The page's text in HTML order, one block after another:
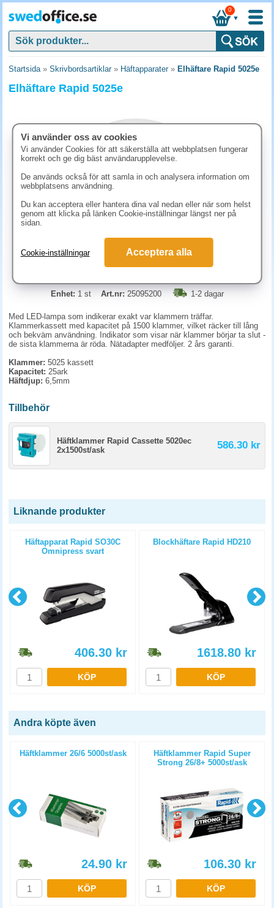
▼
0
Startsida» Skrivbordsartiklar» Häftapparater» Elhäftare Rapid 5025e
Elhäftare Rapid 5025e
1961.30 kr
KÖP
Enhet: 1 st Art.nr: 25095200 1-2 dagar
Med LED-lampa som indikerar exakt var klammern träffar.
Klammerkassett med kapacitet på 1500 klammer, vilket räcker till lång
och bekväm användning. Indikator som visar när klammer börjar ta slut -
de sista klammerna är röda. Nätadapter medföljer. 2 års garanti.
Klammer: 5025 kassett
Kapacitet: 25ark
Häftdjup: 6,5mm
Tillbehör
Häftklammer Rapid Cassette 5020ec
2x1500st/ask
586.30 kr
Liknande produkter
Häftapparat Rapid SO30C
Omnipress svart
406.30 kr
KÖP
Blockhäftare Rapid HD210
1618.80 kr
KÖP
Andra köpte även
Häftklammer 26/6 5000st/ask
24.90 kr
KÖP
Häftklammer Rapid Super
Strong 26/8+ 5000st/ask
106.30 kr
KÖP
Vi använder oss av cookies
Vi använder Cookies för att säkerställa att webbplatsen fungerar
korrekt och ge dig bäst användarupplevelse.
De används också för att samla in och analysera information om
webbplatsens användning.
Du kan acceptera eller hantera dina val nedan eller när som helst
genom att klicka på länken Cookie-inställningar längst ner på
sidan.
Cookie-inställningar Acceptera alla